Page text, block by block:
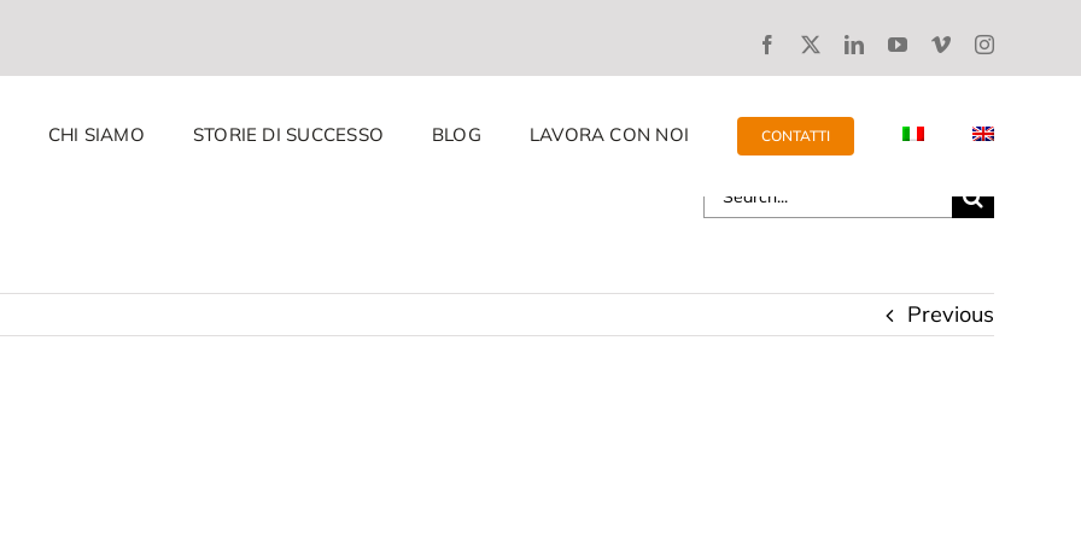
CHI SIAMO STORIE DI SUCCESSO BLOG LAVORA CON NOI CONTATTI
Search
for:
Previous